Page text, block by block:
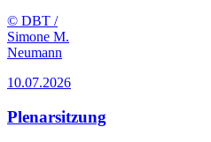
© DBT /
Simone M.
Neumann
10.07.2026
Plenarsitzung